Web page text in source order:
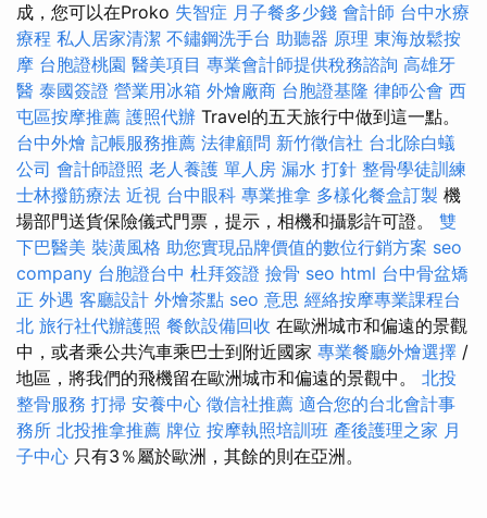
成，您可以在Proko 失智症 月子餐多少錢 會計師 台中水療
療程 私人居家清潔 不鏽鋼洗手台 助聽器 原理 東海放鬆按
摩 台胞證桃園 醫美項目 專業會計師提供稅務諮詢 高雄牙
醫 泰國簽證 營業用冰箱 外燴廠商 台胞證基隆 律師公會 西
屯區按摩推薦 護照代辦 Travel的五天旅行中做到這一點。
台中外燴 記帳服務推薦 法律顧問 新竹徵信社 台北除白蟻
公司 會計師證照 老人養護 單人房 漏水 打針 整骨學徒訓練
士林撥筋療法 近視 台中眼科 專業推拿 多樣化餐盒訂製 機
場部門送貨保險儀式門票，提示，相機和攝影許可證。 雙
下巴醫美 裝潢風格 助您實現品牌價值的數位行銷方案 seo
company 台胞證台中 杜拜簽證 撿骨 seo html 台中骨盆矯
正 外遇 客廳設計 外燴茶點 seo 意思 經絡按摩專業課程台
北 旅行社代辦護照 餐飲設備回收 在歐洲城市和偏遠的景觀
中，或者乘公共汽車乘巴士到附近國家 專業餐廳外燴選擇 /
地區，將我們的飛機留在歐洲城市和偏遠的景觀中。 北投
整骨服務 打掃 安養中心 徵信社推薦 適合您的台北會計事
務所 北投推拿推薦 牌位 按摩執照培訓班 產後護理之家 月
子中心 只有3％屬於歐洲，其餘的則在亞洲。